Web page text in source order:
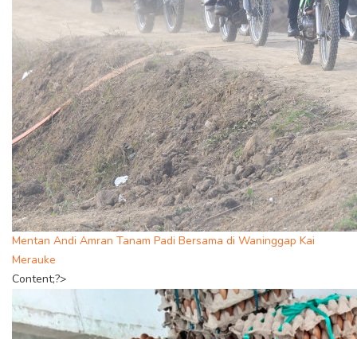
Mentan Andi Amran Tanam Padi Bersama di Waninggap Kai
Merauke
Content;?>